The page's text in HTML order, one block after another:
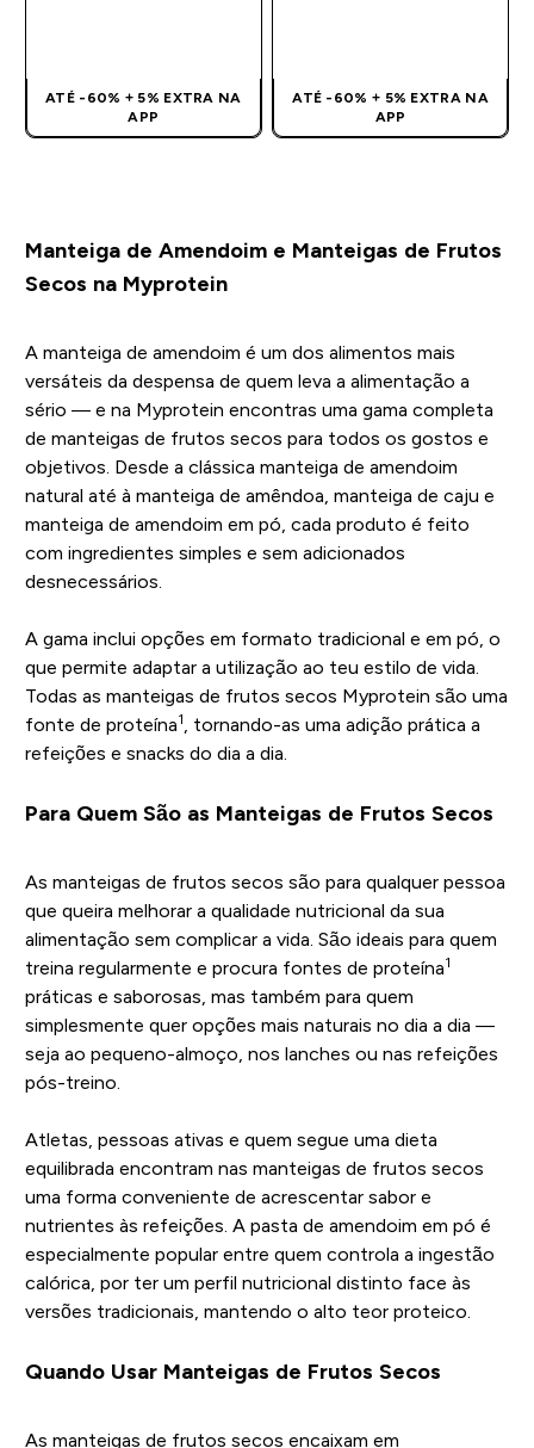
ATÉ -60% + 5% EXTRA NA
APP
ATÉ -60% + 5% EXTRA NA
APP
Manteiga de Amendoim e Manteigas de Frutos
Secos na Myprotein
A manteiga de amendoim é um dos alimentos mais
versáteis da despensa de quem leva a alimentação a
sério — e na Myprotein encontras uma gama completa
de manteigas de frutos secos para todos os gostos e
objetivos. Desde a clássica manteiga de amendoim
natural até à manteiga de amêndoa, manteiga de caju e
manteiga de amendoim em pó, cada produto é feito
com ingredientes simples e sem adicionados
desnecessários.
A gama inclui opções em formato tradicional e em pó, o
que permite adaptar a utilização ao teu estilo de vida.
Todas as manteigas de frutos secos Myprotein são uma
fonte de proteína1, tornando-as uma adição prática a
refeições e snacks do dia a dia.
Para Quem São as Manteigas de Frutos Secos
As manteigas de frutos secos são para qualquer pessoa
que queira melhorar a qualidade nutricional da sua
alimentação sem complicar a vida. São ideais para quem
treina regularmente e procura fontes de proteína1
práticas e saborosas, mas também para quem
simplesmente quer opções mais naturais no dia a dia —
seja ao pequeno-almoço, nos lanches ou nas refeições
pós-treino.
Atletas, pessoas ativas e quem segue uma dieta
equilibrada encontram nas manteigas de frutos secos
uma forma conveniente de acrescentar sabor e
nutrientes às refeições. A pasta de amendoim em pó é
especialmente popular entre quem controla a ingestão
calórica, por ter um perfil nutricional distinto face às
versões tradicionais, mantendo o alto teor proteico.
Quando Usar Manteigas de Frutos Secos
As manteigas de frutos secos encaixam em